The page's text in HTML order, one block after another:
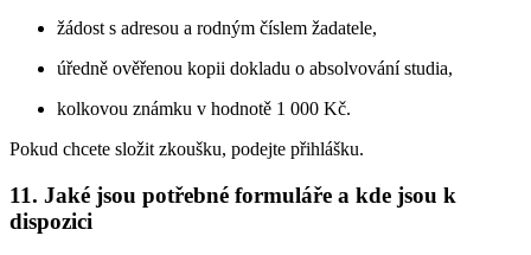
žádost s adresou a rodným číslem žadatele,
úředně ověřenou kopii dokladu o absolvování studia,
kolkovou známku v hodnotě 1 000 Kč.
Pokud chcete složit zkoušku, podejte přihlášku.
11. Jaké jsou potřebné formuláře a kde jsou k
dispozici